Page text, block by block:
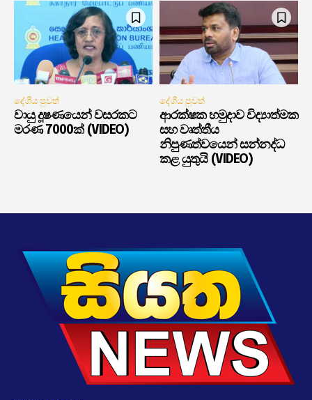
දේශීය පුවත්
වායු දූෂණයෙන් වසරකට
මරණ 7000ක් (VIDEO)
දේශීය පුවත්
ආරක්ෂක හමුදාව විද්‍යාත්මක
සහ වෘත්තීය
නිපුණත්වයෙන් සන්නද්ධ
කළ යුතුයි (VIDEO)